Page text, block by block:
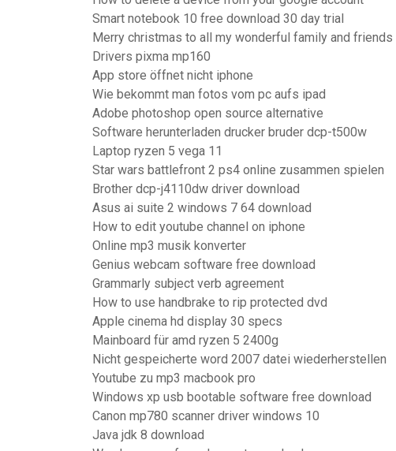
Smart notebook 10 free download 30 day trial
Merry christmas to all my wonderful family and friends
Drivers pixma mp160
App store öffnet nicht iphone
Wie bekommt man fotos vom pc aufs ipad
Adobe photoshop open source alternative
Software herunterladen drucker bruder dcp-t500w
Laptop ryzen 5 vega 11
Star wars battlefront 2 ps4 online zusammen spielen
Brother dcp-j4110dw driver download
Asus ai suite 2 windows 7 64 download
How to edit youtube channel on iphone
Online mp3 musik konverter
Genius webcam software free download
Grammarly subject verb agreement
How to use handbrake to rip protected dvd
Apple cinema hd display 30 specs
Mainboard für amd ryzen 5 2400g
Nicht gespeicherte word 2007 datei wiederherstellen
Youtube zu mp3 macbook pro
Windows xp usb bootable software free download
Canon mp780 scanner driver windows 10
Java jdk 8 download